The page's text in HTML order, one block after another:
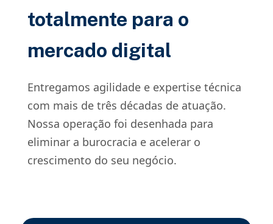
totalmente para o
mercado digital
Entregamos agilidade e expertise técnica
com mais de três décadas de atuação.
Nossa operação foi desenhada para
eliminar a burocracia e acelerar o
crescimento do seu negócio.